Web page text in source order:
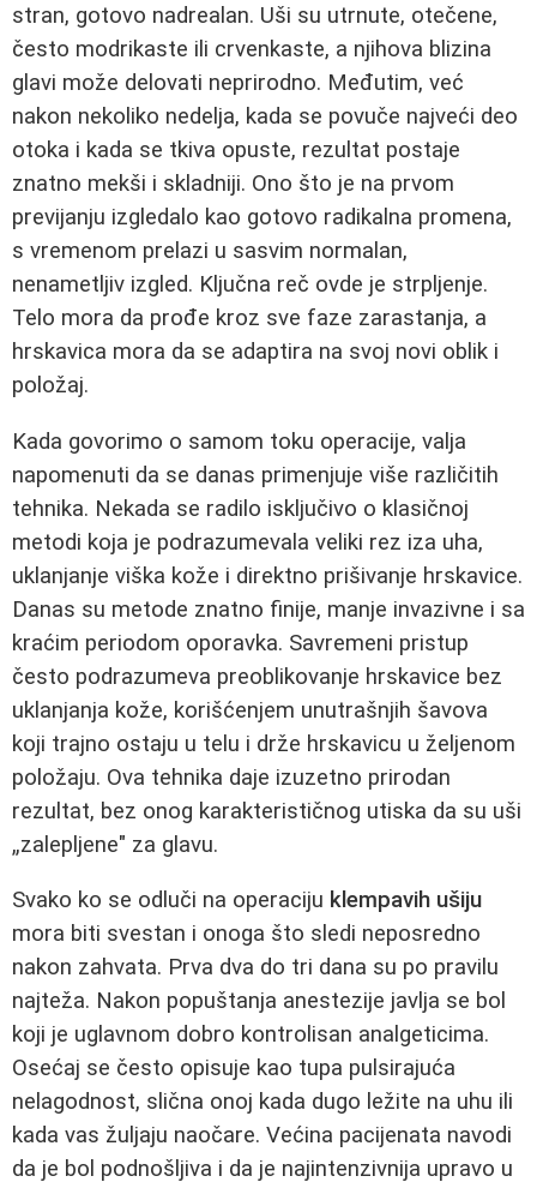
stran, gotovo nadrealan. Uši su utrnute, otečene,
često modrikaste ili crvenkaste, a njihova blizina
glavi može delovati neprirodno. Međutim, već
nakon nekoliko nedelja, kada se povuče najveći deo
otoka i kada se tkiva opuste, rezultat postaje
znatno mekši i skladniji. Ono što je na prvom
previjanju izgledalo kao gotovo radikalna promena,
s vremenom prelazi u sasvim normalan,
nenametljiv izgled. Ključna reč ovde je strpljenje.
Telo mora da prođe kroz sve faze zarastanja, a
hrskavica mora da se adaptira na svoj novi oblik i
položaj.
Kada govorimo o samom toku operacije, valja
napomenuti da se danas primenjuje više različitih
tehnika. Nekada se radilo isključivo o klasičnoj
metodi koja je podrazumevala veliki rez iza uha,
uklanjanje viška kože i direktno prišivanje hrskavice.
Danas su metode znatno finije, manje invazivne i sa
kraćim periodom oporavka. Savremeni pristup
često podrazumeva preoblikovanje hrskavice bez
uklanjanja kože, korišćenjem unutrašnjih šavova
koji trajno ostaju u telu i drže hrskavicu u željenom
položaju. Ova tehnika daje izuzetno prirodan
rezultat, bez onog karakterističnog utiska da su uši
„zalepljene" za glavu.
Svako ko se odluči na operaciju klempavih ušiju
mora biti svestan i onoga što sledi neposredno
nakon zahvata. Prva dva do tri dana su po pravilu
najteža. Nakon popuštanja anestezije javlja se bol
koji je uglavnom dobro kontrolisan analgeticima.
Osećaj se često opisuje kao tupa pulsirajuća
nelagodnost, slična onoj kada dugo ležite na uhu ili
kada vas žuljaju naočare. Većina pacijenata navodi
da je bol podnošljiva i da je najintenzivnija upravo u